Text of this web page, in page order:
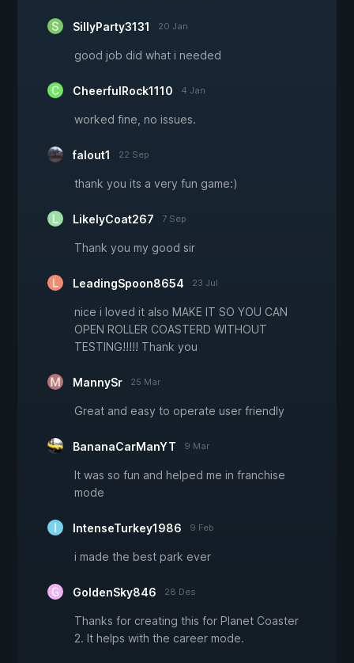
SillyParty3131 20 Jan
good job did what i needed
CheerfulRock1110 4 Jan
worked fine, no issues.
falout1 22 Sep
thank you its a very fun game:)
LikelyCoat267 7 Sep
Thank you my good sir
LeadingSpoon8654 23 Jul
nice i loved it also MAKE IT SO YOU CAN
OPEN ROLLER COASTERD WITHOUT
TESTING!!!!! Thank you
MannySr 25 Mar
Great and easy to operate user friendly
BananaCarManYT 9 Mar
It was so fun and helped me in franchise
mode
IntenseTurkey1986 9 Feb
i made the best park ever
GoldenSky846 28 Des
Thanks for creating this for Planet Coaster
2. It helps with the career mode.